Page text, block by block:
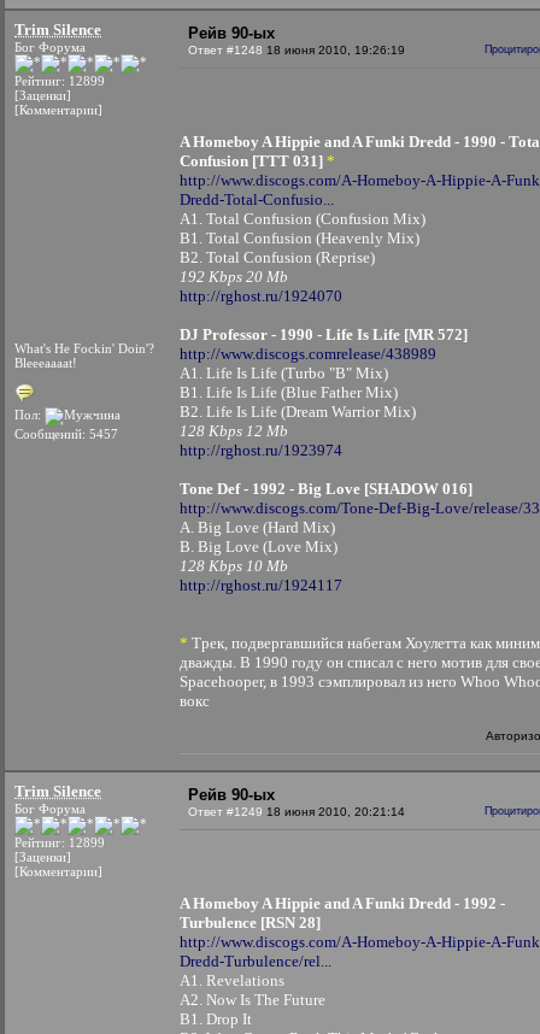
Trim Silence
Бог Форума
Рейтинг: 12899
[Заценки]
[Комментарии]
What's He Fockin' Doin'?
Bleeeaaaat!
Пол:
Сообщений: 5457
Рейв 90-ых
Ответ #1248 18 июня 2010, 19:26:19
A Homeboy A Hippie and A Funki Dredd - 1990 -
Confusion [TTT 031] *
http://www.discogs.com/A-Homeboy-A-Hippie-A-
Dredd-Total-Confusio...
A1. Total Confusion (Confusion Mix)
B1. Total Confusion (Heavenly Mix)
B2. Total Confusion (Reprise)
192 Kbps 20 Mb
http://rghost.ru/1924070
DJ Professor - 1990 - Life Is Life [MR 572]
http://www.discogs.comrelease/438989
A1. Life Is Life (Turbo "B" Mix)
B1. Life Is Life (Blue Father Mix)
B2. Life Is Life (Dream Warrior Mix)
128 Kbps 12 Mb
http://rghost.ru/1923974
Tone Def - 1992 - Big Love [SHADOW 016]
http://www.discogs.com/Tone-Def-Big-Love/release/
A. Big Love (Hard Mix)
B. Big Love (Love Mix)
128 Kbps 10 Mb
http://rghost.ru/1924117
* Трек, подвергавшийся набегам Хоулетта как
дважды. В 1990 году он списал с него мотив для
Spacehooper, в 1993 сэмплировал из него Whoo
вокс
Trim Silence
Бог Форума
Рейтинг: 12899
[Заценки]
[Комментарии]
Рейв 90-ых
Ответ #1249 18 июня 2010, 20:21:14
A Homeboy A Hippie and A Funki Dredd - 1992 -
Turbulence [RSN 28]
http://www.discogs.com/A-Homeboy-A-Hippie-A-
Dredd-Turbulence/rel...
A1. Revelations
A2. Now Is The Future
B1. Drop It